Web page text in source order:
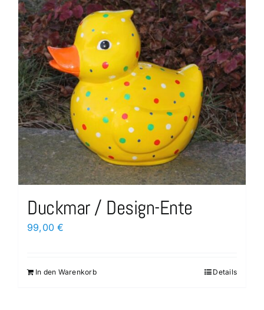
Duckmar / Design-Ente
99,00€
In den Warenkorb Details